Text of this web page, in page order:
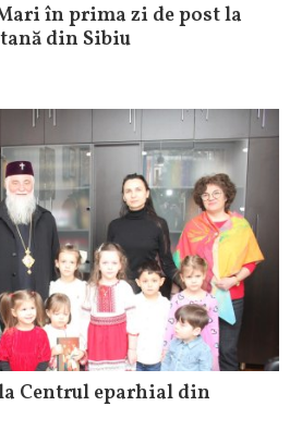
în prima zi de post la
din Sibiu
Centrul eparhial din